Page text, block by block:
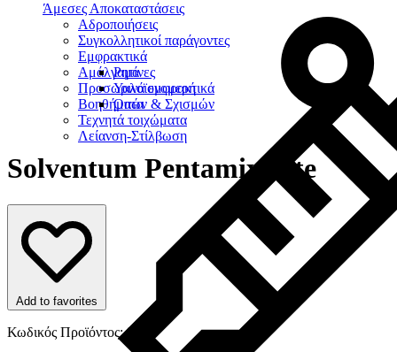
Άμεσες Αποκαταστάσεις
Αδροποιήσεις
Συγκολλητικοί παράγοντες
Εμφρακτικά
Ρητίνες
Υαλοϊονομερή
Οπών & Σχισμών
Αμάλγαμα
Προσωρινά εμφρακτικά
Βοηθήματα
Τεχνητά τοιχώματα
Λείανση-Στίλβωση
Solventum Pentamix Lite
Add to favorites
Κωδικός Προϊόντος: 9328